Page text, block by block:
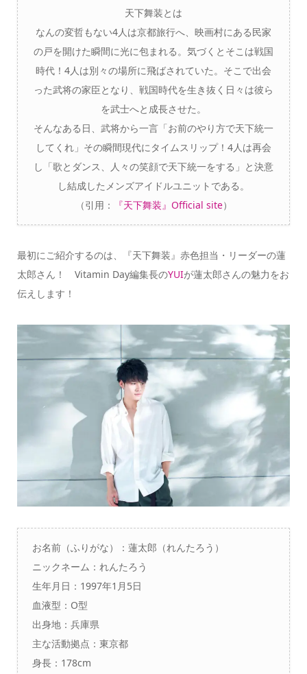
天下舞装とは
なんの変哲もない4人は京都旅行へ、映画村にある民家
の戸を開けた瞬間に光に包まれる。気づくとそこは戦国
時代！4人は別々の場所に飛ばされていた。そこで出会
った武将の家臣となり、戦国時代を生き抜く日々は彼ら
を武士へと成長させた。
そんなある日、武将から一言「お前のやり方で天下統一
してくれ」その瞬間現代にタイムスリップ！4人は再会
し「歌とダンス、人々の笑顔で天下統一をする」と決意
し結成したメンズアイドルユニットである。
（引用：
『天下舞装』Official site）
最初にご紹介するのは、『天下舞装』赤色担当・リーダーの蓮
太郎さん！ Vitamin Day編集長のYUIが蓮太郎さんの魅力をお
伝えします！
お名前（ふりがな）：蓮太郎（れんたろう）
ニックネーム：れんたろう
生年月日：1997年1月5日
血液型：O型
出身地：兵庫県
主な活動拠点：東京都
身長：178cm